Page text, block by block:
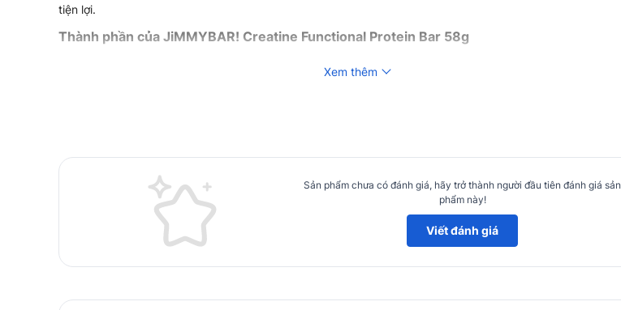
tiện lợi.
Thành phần của JiMMYBAR! Creatine Functional Protein Bar 58g
8-10g chất béo (Tùy vị)
Công dụng của JiMMYBAR! Creatine Functional Protein Bar 58g
Xem thêm
Sản phẩm chưa có đánh giá, hãy trở thành người đầu tiên đánh giá sản
phẩm này!
Viết đánh giá